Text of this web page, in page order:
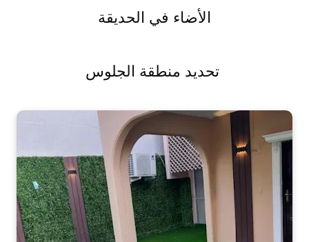
الأضاء في الحديقة